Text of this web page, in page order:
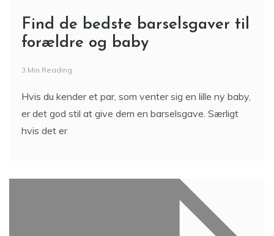
Find de bedste barselsgaver til
forældre og baby
3 Min Reading
Hvis du kender et par, som venter sig en lille ny baby,
er det god stil at give dem en barselsgave. Særligt
hvis det er